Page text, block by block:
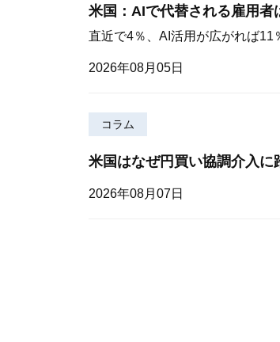
米国：AIで代替される雇用者
直近で4％、AI活用が広がれば11
2026年08月05日
コラム
米国はなぜ円買い協調介入に
2026年08月07日